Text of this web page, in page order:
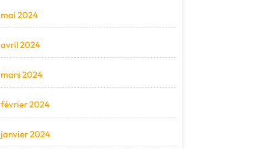
mai 2024
avril 2024
mars 2024
février 2024
janvier 2024